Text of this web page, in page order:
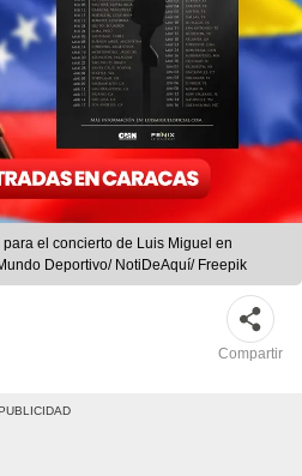
el concierto de Luis Miguel en
Deportivo/ NotiDeAquí/ Freepik
Compartir